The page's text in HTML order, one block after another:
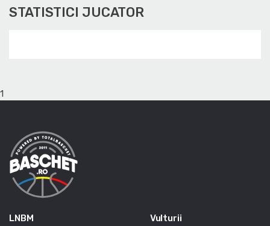
STATISTICI JUCATOR
1
LNBM Vulturii